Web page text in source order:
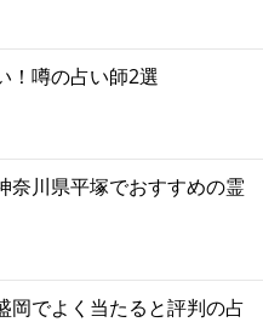
！噂の占い師2選
奈川県平塚でおすすめの霊
岡でよく当たると評判の占